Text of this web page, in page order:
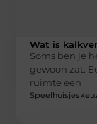
Wat is
Soms ben je
gewoon zat.
ruimte een